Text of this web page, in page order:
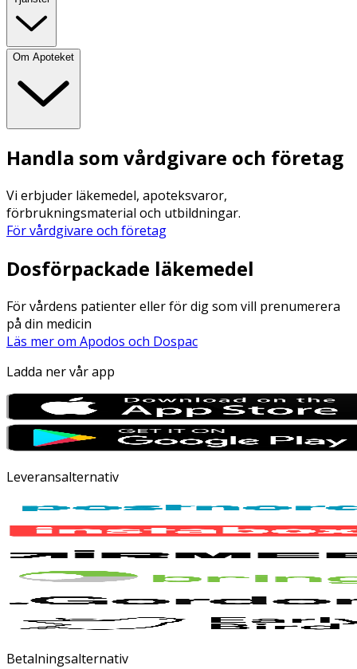
Om Apoteket
Handla som vårdgivare och företag
Vi erbjuder läkemedel, apoteksvaror,
förbrukningsmaterial och utbildningar.
För vårdgivare och företag
Dosförpackade läkemedel
För vårdens patienter eller för dig som vill prenumerera
på din medicin
Läs mer om Apodos och Dospac
Ladda ner vår app
Leveransalternativ
Betalningsalternativ